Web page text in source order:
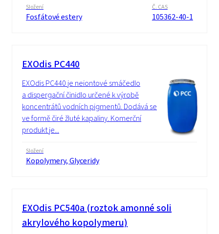
Složení
Fosfátové estery
Č. CAS
105362-40-1
EXOdis PC440
EXOdis PC440 je neiontové smáčedlo
a dispergační činidlo určené k výrobě
koncentrátů vodních pigmentů. Dodává se
ve formě čiré žluté kapaliny. Komerční
produkt je...
Složení
Kopolymery, Glyceridy
EXOdis PC540a (roztok amonné soli
akrylového kopolymeru)